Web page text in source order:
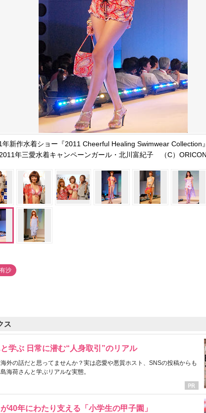
年新作水着ショー『2011 Cheerful Healing Swimwear Collection
年三愛水着キャンペーンガール・北川富紀子 （C）
沙
ス
学ぶ 日常に潜む“人身取引”のリアル
海外の話だと思ってませんか？実は恋愛や悪質ホスト、SNSの投稿からも
海荷さんと学ぶリアルな実態。
40年にわたり支える「小学生の甲子園」